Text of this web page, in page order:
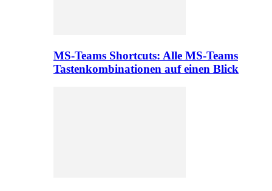
MS-Teams Shortcuts: Alle MS-Teams
Tastenkombinationen auf einen Blick